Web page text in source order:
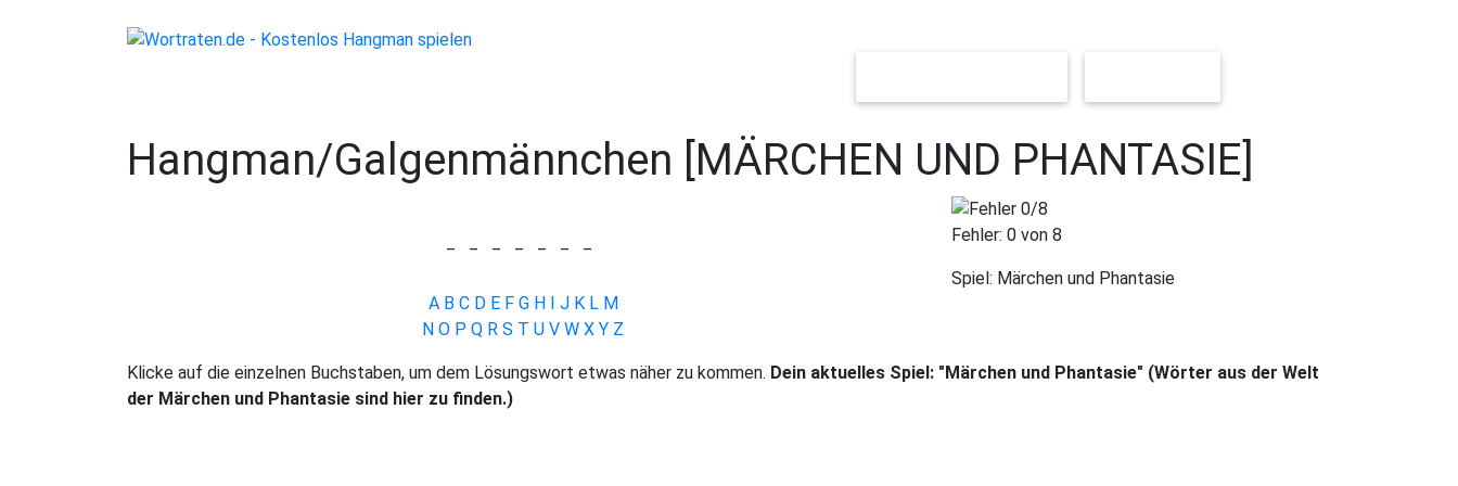
Hangman/Galgenmännchen [MÄRCHEN UND PHANTASIE]
A B C D E F G H I J K L M
N O P Q R S T U V W X Y Z
Fehler: 0 von 8
Spiel: Märchen und Phantasie
Klicke auf die einzelnen Buchstaben, um dem Lösungswort etwas näher zu kommen. Dein aktuelles Spiel: "Märchen und Phantasie" (Wörter aus der Welt
der Märchen und Phantasie sind hier zu finden.)